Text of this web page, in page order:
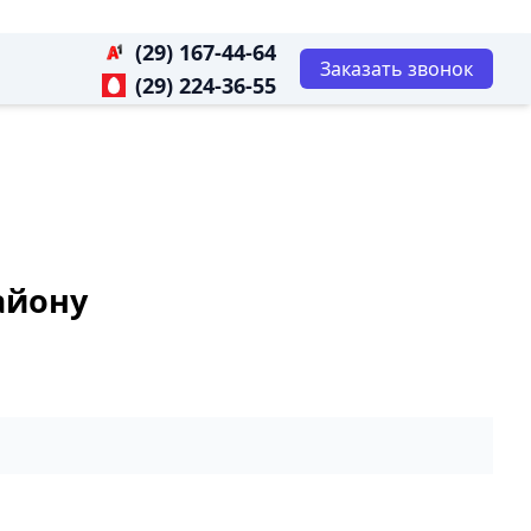
(29) 167-44-64
(29) 224-36-55
Заказать звонок